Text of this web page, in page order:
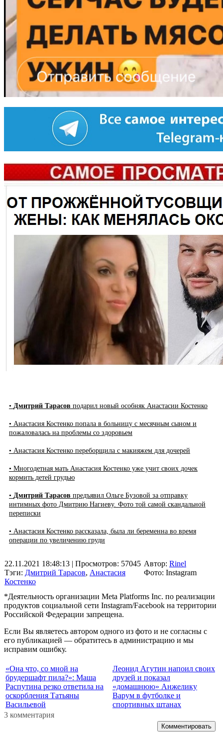
• Дмитрий Тарасов подарил новый особняк Анастасии Костенко
• Анастасия Костенко попала в больницу с месячным сыном и
пожаловалась на проблемы со здоровьем
• Анастасия Костенко переборщила с макияжем для дочерей
• Многодетная мать Анастасия Костенко уже учит своих дочек
кормить детей грудью
• Дмитрий Тарасов предъявил Ольге Бузовой за отправку
интимных фото Дмитрию Нагиеву. Фото той самой скандальной
переписки
• Анастасия Костенко рассказала, была ли беременна во время
операции по увеличению груди
22.11.2021 18:48:13 | Просмотров: 57045
Тэги: Дмитрий Тарасов, Анастасия
Костенко
Автор: Rinel
Фото: Instagram
*Деятельность организации Meta Platforms Inc. по реализации
продуктов социальной сети Instagram/Facebook на территории
Российской Федерации запрещена.
Если Вы являетесь автором одного из фото и не согласны с
его публикацией — обратитесь в администрацию и мы
исправим ошибку.
«Она что, со мной на
брудершафт пила?»: Маша
Распутина резко ответила на
оскорбления Татьяны
Васильевой
Леонид Агутин напоил своих
друзей и показал
«домашнюю» Анжелику
Варум в футболке и
спортивных штанах
3 комментария
Комментировать